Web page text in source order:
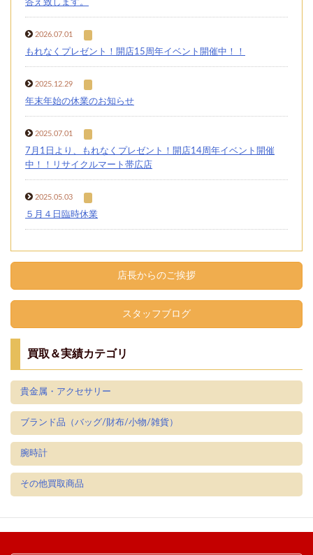
答え致します。
2026.07.01
もれなくプレゼント！開店15周年イベント開催中！！
2025.12.29
年末年始の休業のお知らせ
2025.07.01
7月1日より、もれなくプレゼント！開店14周年イベント開催
中！！リサイクルマート帯広店
2025.05.03
５月４日臨時休業
店長からのご挨拶
スタッフブログ
買取＆実績カテゴリ
貴金属・アクセサリー
ブランド品（バッグ/財布/小物/雑貨）
腕時計
その他買取商品